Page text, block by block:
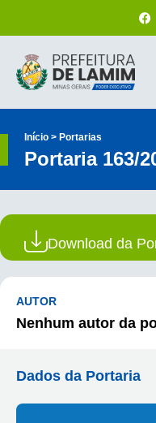
Início > Portarias
Portaria 163/
Download da
AUTOR
Nenhum autor da
Dados da Portaria